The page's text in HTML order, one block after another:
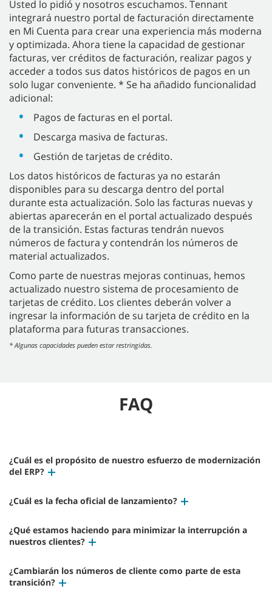
Usted lo pidió y nosotros escuchamos. Tennant
integrará nuestro portal de facturación directamente
en Mi Cuenta para crear una experiencia más moderna
y optimizada. Ahora tiene la capacidad de gestionar
facturas, ver créditos de facturación, realizar pagos y
acceder a todos sus datos históricos de pagos en un
solo lugar conveniente. * Se ha añadido funcionalidad
adicional:
Pagos de facturas en el portal.
Descarga masiva de facturas.
Gestión de tarjetas de crédito.
Los datos históricos de facturas ya no estarán
disponibles para su descarga dentro del portal
durante esta actualización. Solo las facturas nuevas y
abiertas aparecerán en el portal actualizado después
de la transición. Estas facturas tendrán nuevos
números de factura y contendrán los números de
material actualizados.
Como parte de nuestras mejoras continuas, hemos
actualizado nuestro sistema de procesamiento de
tarjetas de crédito. Los clientes deberán volver a
ingresar la información de su tarjeta de crédito en la
plataforma para futuras transacciones.
* Algunas capacidades pueden estar restringidas.
FAQ
¿Cuál es el propósito de nuestro esfuerzo de modernización
del ERP?
¿Cuál es la fecha oficial de lanzamiento?
¿Qué estamos haciendo para minimizar la interrupción a
nuestros clientes?
¿Cambiarán los números de cliente como parte de esta
transición?